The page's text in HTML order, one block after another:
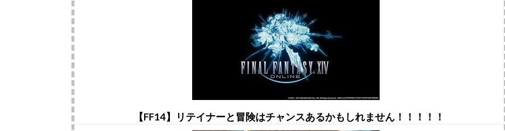
【FF14】リテイナーと冒険はチャンスあるかもしれません！！！！！